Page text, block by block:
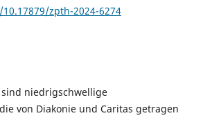
zpth-2024-6274
niedrigschwellige
von Diakonie und Caritas getragen